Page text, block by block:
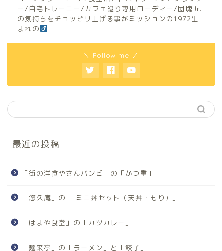
ー/自宅トレーニー/カフェ巡り専用ローディー/団塊Jr.
の気持ちをチョッピリ上げる事がミッションの1972生
まれの
＼ Follow me ／
最近の投稿
「街の洋食やさんバンビ」の「かつ重」
「悠久庵」の 「ミニ丼セット（天丼・もり）」
「はまや食堂」の「カツカレー」
「麺来亭」の「ラーメン」と「餃子」